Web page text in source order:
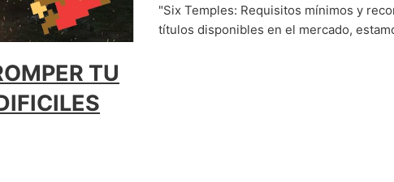
TU
"Six Temples: Requisitos mínimos y
títulos disponibles en el mercado,